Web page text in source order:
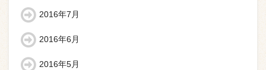
2016年7月
2016年6月
2016年5月